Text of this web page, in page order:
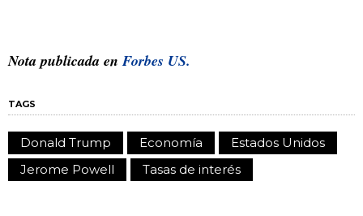
Nota publicada enForbes US.
TAGS
Donald Trump Economía
Estados Unidos
Jerome Powell
Tasas de interés